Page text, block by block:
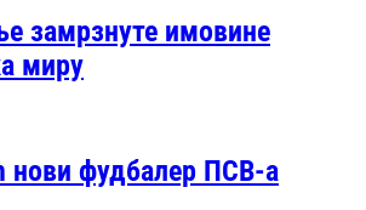
замрзнуте имовине
миру
нови фудбалер ПСВ-а